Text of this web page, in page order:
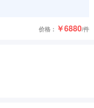
价格： ￥6880/件